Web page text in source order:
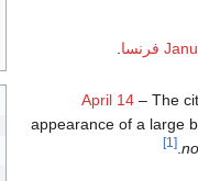
فرنسا
April 14– The
appearance of a large
[1]